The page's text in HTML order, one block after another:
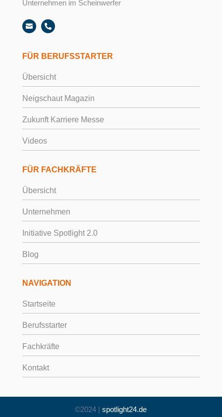
Unternehmen im Scheinwerfer
 
FÜR BERUFSSTARTER
Übersicht
Neigschaut Magazin
Zukunft Karriere Messe
Videos
FÜR FACHKRÄFTE
Übersicht
Unternehmen
Initiative Spotlight 2.0
Blog
NAVIGATION
Startseite
Berufsstarter
Fachkräfte
Kontakt
©2024 |spotlight24.de